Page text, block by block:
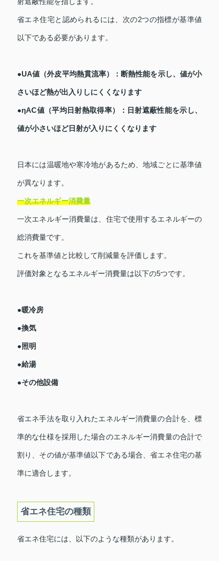
省エネ住宅と認められるには、次の2つの指標が基準値
以下である必要があります。
●UA値（外皮平均熱貫流率）：断熱性能を示し、値が小
さいほど熱が出入りしにくくなります
●ηAC値（平均日射熱取得率）：日射遮蔽性能を示し、
値が小さいほど日射が入りにくくなります
日本には温暖地や寒冷地があるため、地域ごとに基準値
が異なります。
一次エネルギー消費量
一次エネルギー消費量は、住宅で使用するエネルギーの
総消費量です。
これを基準値と比較して削減量を評価します。
評価対象となるエネルギー消費量は以下の5つです。
●暖冷房
●換気
●照明
●給湯
●その他設備
省エネ手法を取り入れたエネルギー消費量の合計を、標
準的な仕様を採用した場合のエネルギー消費量の合計で
割り、その値が基準値以下である場合、省エネ住宅の基
準に適合します。
省エネ住宅の種類
省エネ住宅には、以下のような種類があります。